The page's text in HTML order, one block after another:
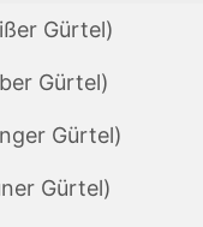
Gürtel)
Gürtel)
Gürtel)
Gürtel)